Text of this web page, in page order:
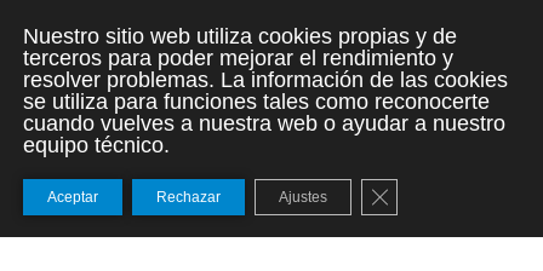
Nuestro sitio web utiliza cookies propias y de
terceros para poder mejorar el rendimiento y
resolver problemas. La información de las cookies
se utiliza para funciones tales como reconocerte
cuando vuelves a nuestra web o ayudar a nuestro
equipo técnico.
Aceptar Rechazar Ajustes Cerrar el banner de